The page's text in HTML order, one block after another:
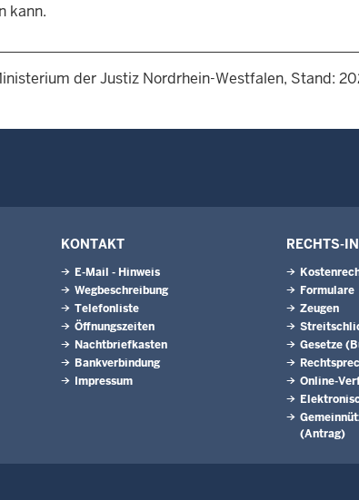
kann.
der Justiz Nordrhein-Westfalen, Stand:
KONTAKT
E-Mail - Hinweis
Wegbeschreibung
Telefonliste
Öffnungszeiten
Nachtbriefkasten
Bankverbindung
Impressum
RECHTS-
Formulare
Zeugen
Gesetze
Online-
(Antrag)